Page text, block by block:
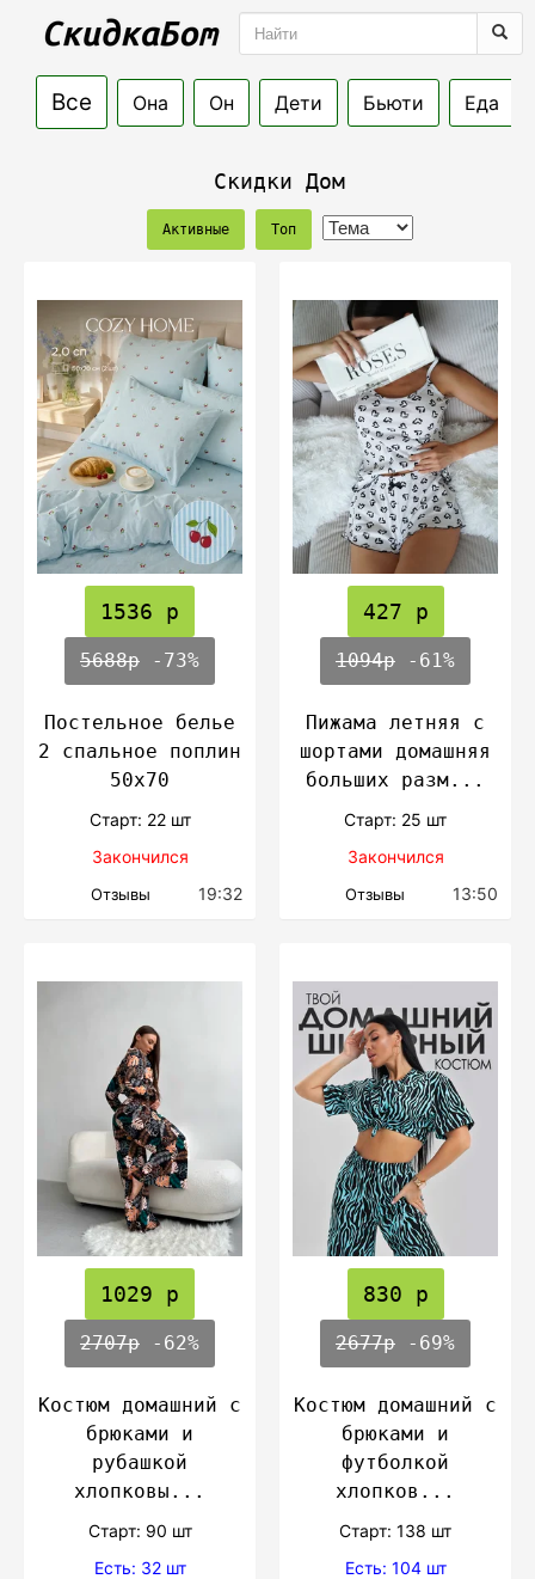
Все Она Он Дети Бьюти Еда
Скидки Дом
Активные Топ
1536 р
5688р -73%
Постельное белье
2 спальное поплин
50х70
Cтарт: 22 шт
Закончился
Отзывы 19:32
427 р
1094р -61%
Пижама летняя с
шортами домашняя
больших разм...
Cтарт: 25 шт
Закончился
Отзывы 13:50
1029 р
2707р -62%
Костюм домашний с
брюками и
рубашкой
хлопковы...
Cтарт: 90 шт
Есть: 32 шт
830 р
2677р -69%
Костюм домашний с
брюками и
футболкой
хлопков...
Cтарт: 138 шт
Есть: 104 шт